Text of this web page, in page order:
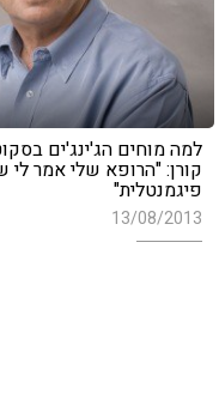
למה מוחים הג'ינג'ים
קורן: "הרופא שלי אמר לי
פיגמנטלית"
13/08/2013